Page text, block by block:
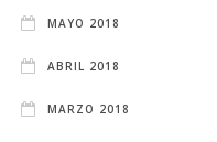
MAYO 2018
ABRIL 2018
MARZO 2018